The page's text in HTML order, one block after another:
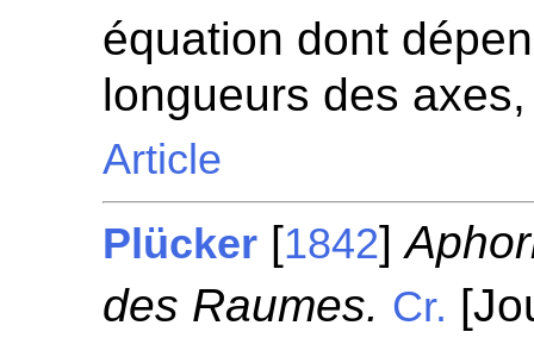
équation dont
longueurs des
Article
Plücker [1842]
des Raumes. Cr.